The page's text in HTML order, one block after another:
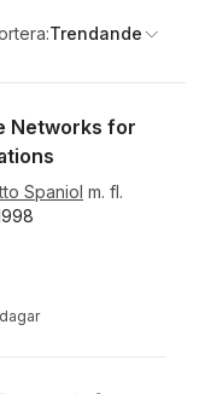
Trendande
Networks for
Spaniol m. fl.